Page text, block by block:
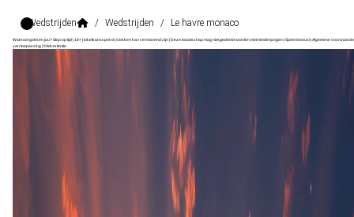
Wedstrijden / Wedstrijden / Le havre monaco
Wat kost gokken jou? Stop op tijd | 18+ | loketkansspel.nl | Gokken kan verslavend zijn | Deze boodschap mag niet gedeeld worden met minderjarigen | Speel bewust | Algemene
van toepassing | #Advertentie
Ligue 1
Alle wedstrijden
Le Havre - Monaco